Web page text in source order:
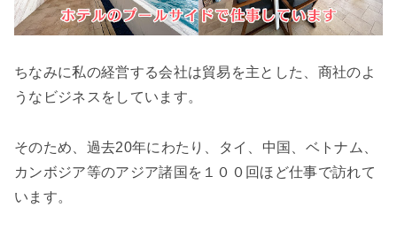
ちなみに私の経営する会社は貿易を主とした、商社のよ
うなビジネスをしています。
そのため、過去20年にわたり、タイ、中国、ベトナム、
カンボジア等のアジア諸国を１００回ほど仕事で訪れて
います。